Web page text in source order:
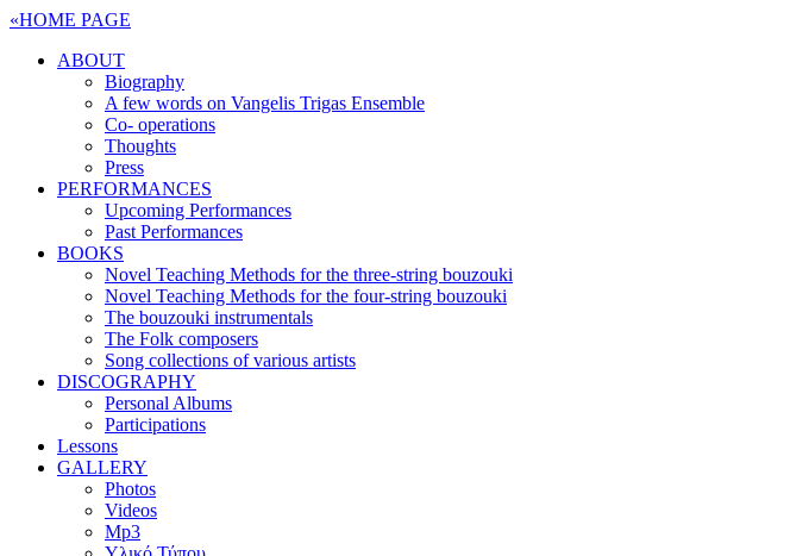
«HOME PAGE
ABOUT
Biography
A few words on Vangelis Trigas Ensemble
Co- operations
Thoughts
Press
PERFORMANCES
Upcoming Performances
Past Performances
BOOKS
Novel Teaching Methods for the three-string bouzouki
Novel Teaching Methods for the four-string bouzouki
The bouzouki instrumentals
The Folk composers
Song collections of various artists
DISCOGRAPHY
Personal Albums
Participations
Lessons
GALLERY
Photos
Videos
Mp3